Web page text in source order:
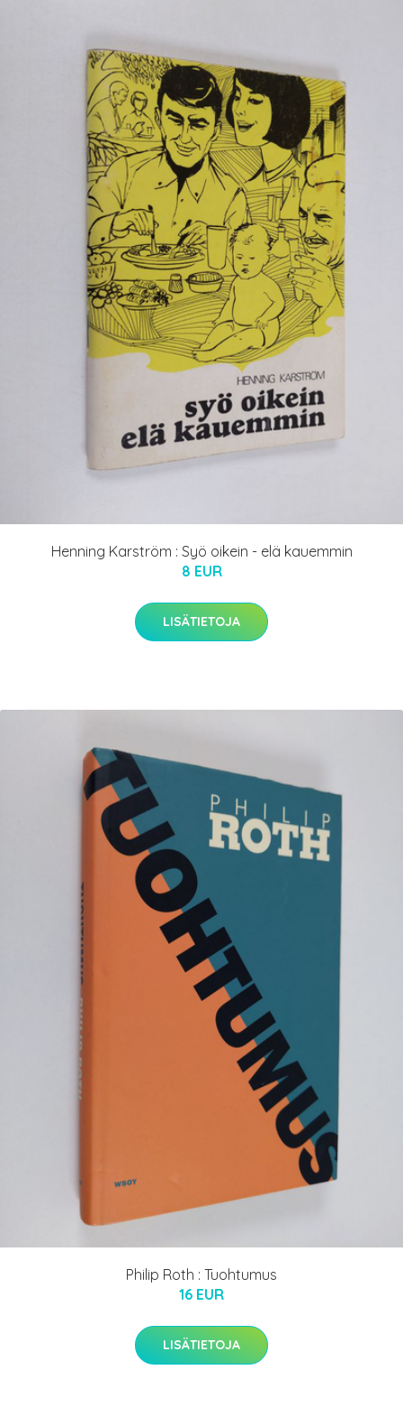
Henning Karström : Syö oikein - elä kauemmin
8 EUR
LISÄTIETOJA
Philip Roth : Tuohtumus
16 EUR
LISÄTIETOJA